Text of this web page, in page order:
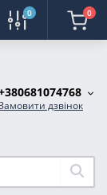
0 0
дзвінок